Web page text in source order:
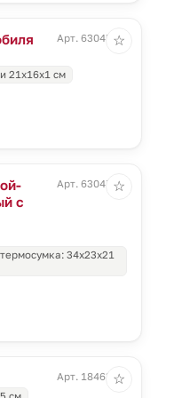
Арт. 63045.30
21x16x1 см
☆
с
Арт. 63047.31
34х23х21
☆
Арт. 18463.30
☆